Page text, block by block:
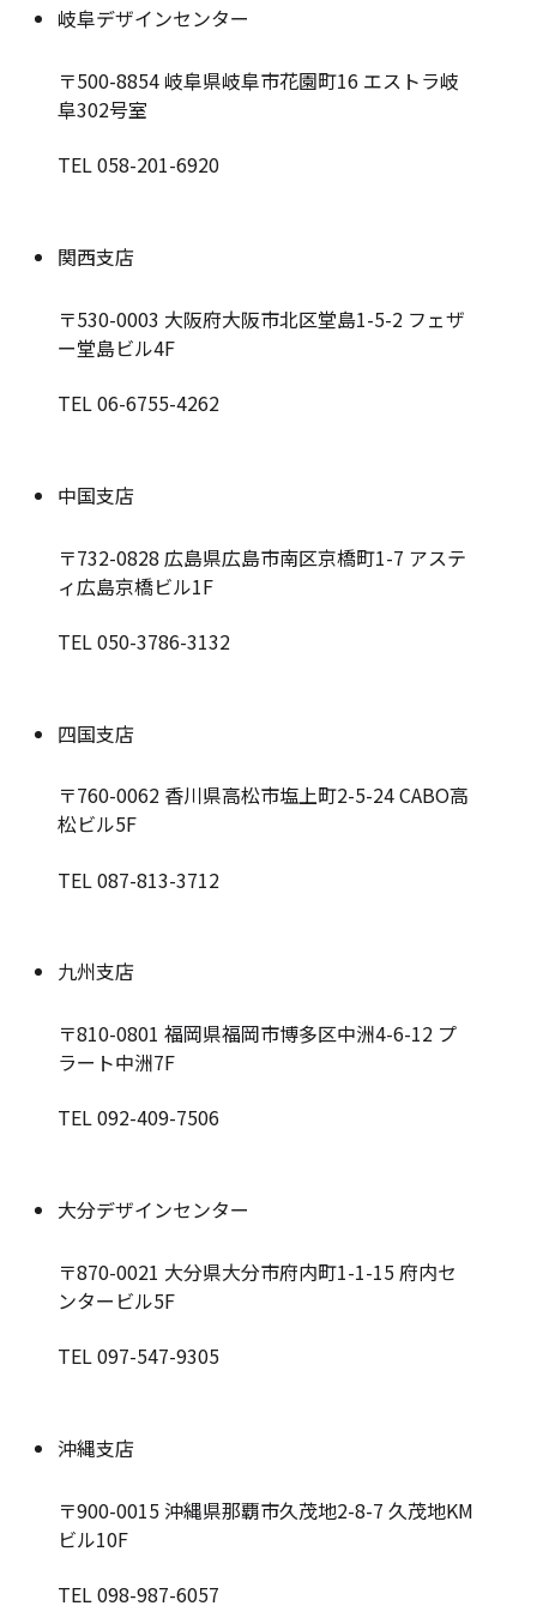
岐阜デザインセンター
〒500-8854岐阜県岐阜市花園町16 エストラ岐
阜302号室
TEL 058-201-6920
関西支店
〒530-0003 大阪府大阪市北区堂島1-5-2 フェザ
ー堂島ビル4F
TEL 06-6755-4262
中国支店
〒732-0828 広島県広島市南区京橋町1-7 アステ
ィ広島京橋ビル1F
TEL 050-3786-3132
四国支店
〒760-0062 香川県高松市塩上町2-5-24 CABO高
松ビル5F
TEL 087-813-3712
九州支店
〒810-0801 福岡県福岡市博多区中洲4-6-12 プ
ラート中洲7F
TEL 092-409-7506
大分デザインセンター
〒870-0021 大分県大分市府内町1-1-15 府内セ
ンタービル5F
TEL 097-547-9305
沖縄支店
〒900-0015 沖縄県那覇市久茂地2-8-7 久茂地KM
ビル10F
TEL 098-987-6057